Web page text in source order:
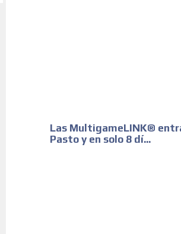
Las MultigameLINK®
Pasto y en solo 8 dí...